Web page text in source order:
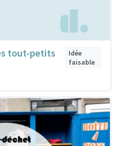
tout-petits
Idée
faisable